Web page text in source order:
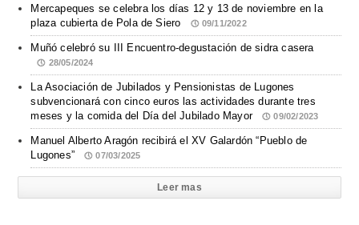
Mercapeques se celebra los días 12 y 13 de noviembre en la
plaza cubierta de Pola de Siero
09/11/2022
Muñó celebró su III Encuentro-degustación de sidra casera
28/05/2024
La Asociación de Jubilados y Pensionistas de Lugones
subvencionará con cinco euros las actividades durante tres
meses y la comida del Día del Jubilado Mayor
09/02/2023
Manuel Alberto Aragón recibirá el XV Galardón “Pueblo de
Lugones”
07/03/2025
Leer mas